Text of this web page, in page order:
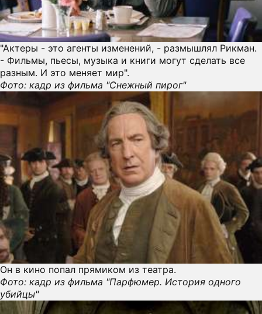
"Актеры - это агенты изменений, - размышлял Рикман.
- Фильмы, пьесы, музыка и книги могут сделать все
разным. И это меняет мир".
Фото: кадр из фильма "Снежный пирог"
Он в кино попал прямиком из театра.
Фото: кадр из фильма "Парфюмер. История одного
убийцы"